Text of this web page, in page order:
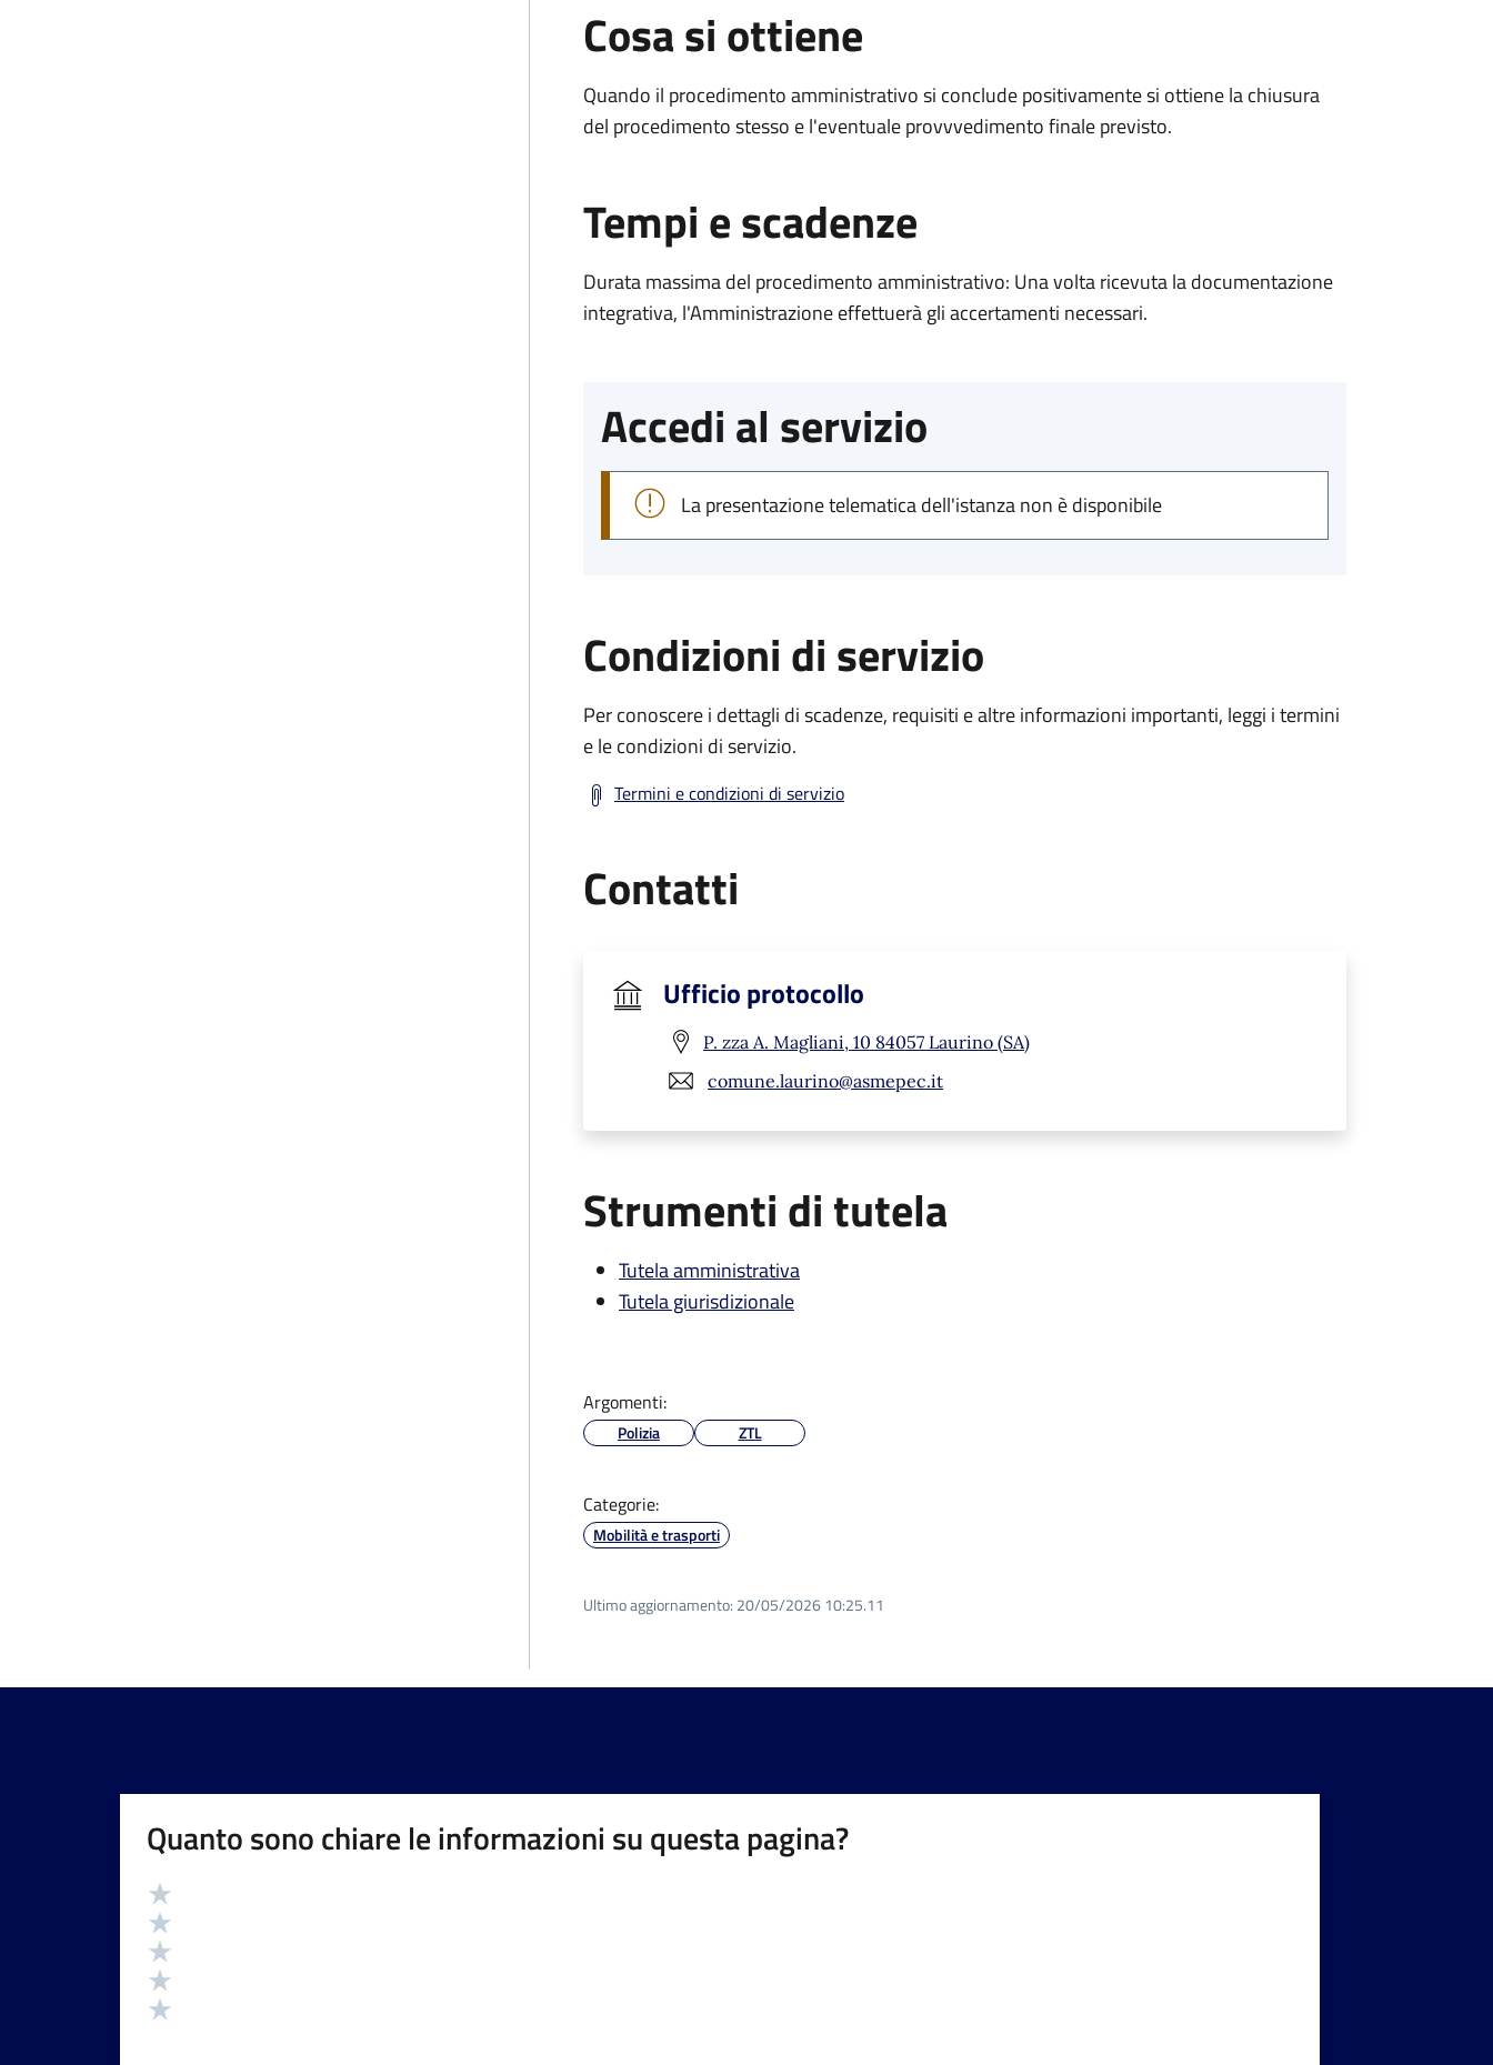
Cosa si ottiene
Quando il procedimento amministrativo si conclude positivamente si ottiene la chiusura
del procedimento stesso e l'eventuale provvvedimento finale previsto.
Tempi e scadenze
Durata massima del procedimento amministrativo: Una volta ricevuta la documentazione
integrativa, l'Amministrazione effettuerà gli accertamenti necessari.
Accedi al servizio
La presentazione telematica dell'istanza non è disponibile
Condizioni di servizio
Per conoscere i dettagli di scadenze, requisiti e altre informazioni importanti, leggi i termini
e le condizioni di servizio.
Termini e condizioni di servizio
Contatti
Ufficio protocollo
P. zza A. Magliani, 10 84057 Laurino (SA)
comune.laurino@asmepec.it
Strumenti di tutela
Tutela amministrativa
Tutela giurisdizionale
Argomenti:
Polizia ZTL
Categorie:
Mobilità e trasporti
Ultimo aggiornamento: 20/05/2026 10:25.11
Quanto sono chiare le informazioni su questa pagina?
Valutazione